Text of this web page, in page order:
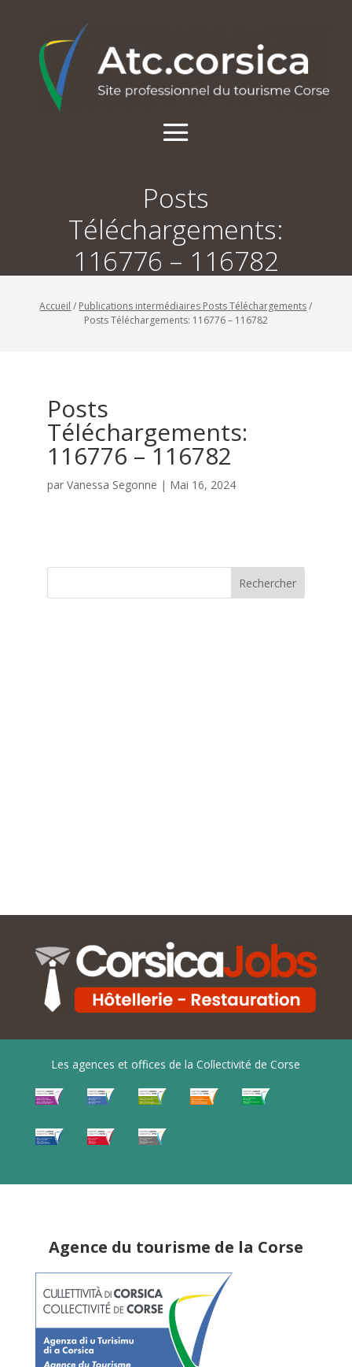
Posts
Téléchargements:
116776 – 116782
Accueil / Publications intermédiaires Posts Téléchargements/
Posts Téléchargements: 116776 – 116782
Posts
Téléchargements:
116776 – 116782
par Vanessa Segonne | Mai 16, 2024
Rechercher
Les agences et offices de la Collectivité de Corse
Agence du tourisme de la Corse